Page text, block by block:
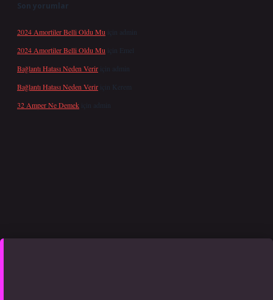
Son yorumlar
2024 Amortiler Belli Oldu Mu için
admin
2024 Amortiler Belli Oldu Mu için Emel
Bağlantı Hatası Neden Verir için
admin
Bağlantı Hatası Neden Verir için Kerem
32 Amper Ne Demek için admin
yeni giriş